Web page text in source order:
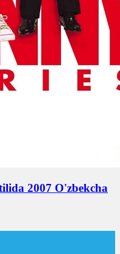
2007 O'zbekcha